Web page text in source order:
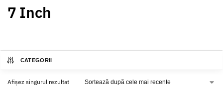
7 Inch
CATEGORII
Afișez singurul rezultat